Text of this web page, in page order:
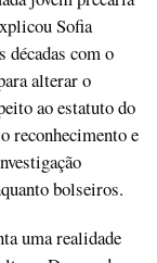
Sofia
décadas com o
alterar o
ao estatuto do
reconhecimento e
bolseiros.
uma realidade